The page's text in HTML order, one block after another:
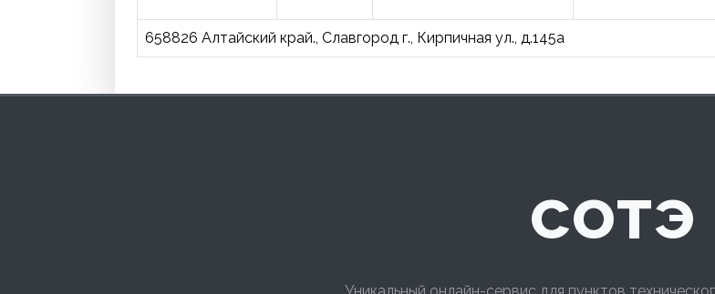
658826 Алтайский край., Славгород г., Кирпичная ул., д.145а
сотэ